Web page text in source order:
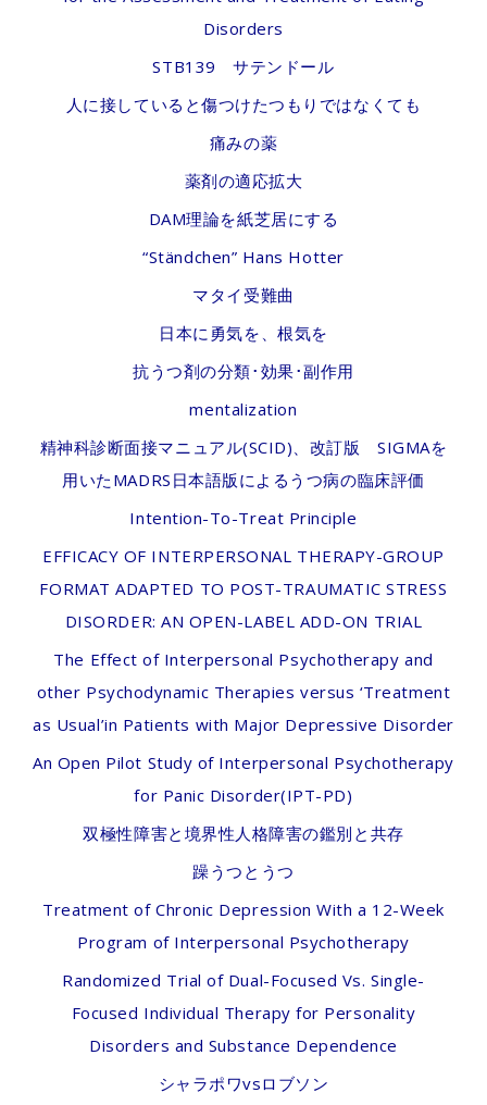
Disorders
STB139 サテンドール
人に接していると傷つけたつもりではなくても
痛みの薬
薬剤の適応拡大
DAM理論を紙芝居にする
“Ständchen” Hans Hotter
マタイ受難曲
日本に勇気を、根気を
抗うつ剤の分類･効果･副作用
mentalization
精神科診断面接マニュアル(SCID)、改訂版 SIGMAを
用いたMADRS日本語版によるうつ病の臨床評価
Intention-To-Treat Principle
EFFICACY OF INTERPERSONAL THERAPY-GROUP
FORMAT ADAPTED TO POST-TRAUMATIC STRESS
DISORDER: AN OPEN-LABEL ADD-ON TRIAL
The Effect of Interpersonal Psychotherapy and
other Psychodynamic Therapies versus ‘Treatment
as Usual’in Patients with Major Depressive Disorder
An Open Pilot Study of Interpersonal Psychotherapy
for Panic Disorder(IPT-PD)
双極性障害と境界性人格障害の鑑別と共存
躁うつとうつ
Treatment of Chronic Depression With a 12-Week
Program of Interpersonal Psychotherapy
Randomized Trial of Dual-Focused Vs. Single-
Focused Individual Therapy for Personality
Disorders and Substance Dependence
シャラポワvsロブソン